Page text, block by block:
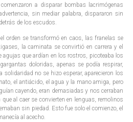
a disparar bombas lacrimógenas
sin mediar palabra, dispararon sin
de los escudos.
orden se transformó en caos, las franelas se
la caminata se convirtió en carrera y el
agujas que ardían en los rostros, picoteaba los
doloridas, apenas se podía respirar,
solidaridad no se hizo esperar, aparecieron los
el antiácido, el agua y la mano amiga, pero
cayendo, eran demasiadas y nos cerraban
al caer se convierten en lenguas, remolinos
sin piedad. Esto fue solo el comienzo, el
al acecho.